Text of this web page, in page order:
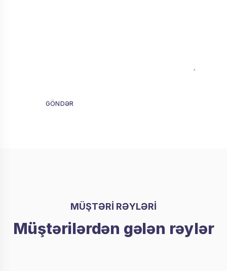
GÖNDƏR
MÜŞTƏRİ RƏYLƏRİ
Müştərilərdən gələn rəylər